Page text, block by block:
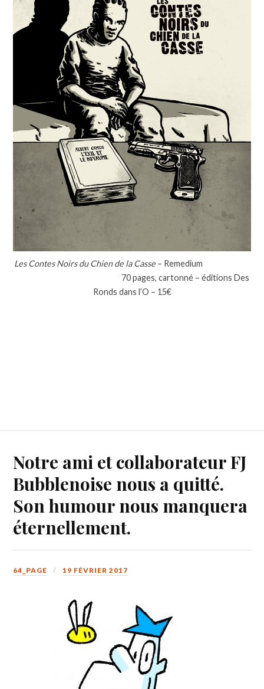
Les Contes Noirs du Chien de la Casse– Remedium
70 pages, cartonné – éditions Des
Ronds dans l’O – 15€
Notre ami et collaborateur FJ
Bubblenoise nous a quitté.
Son humour nous manquera
éternellement.
64_PAGE 19 FÉVRIER 2017